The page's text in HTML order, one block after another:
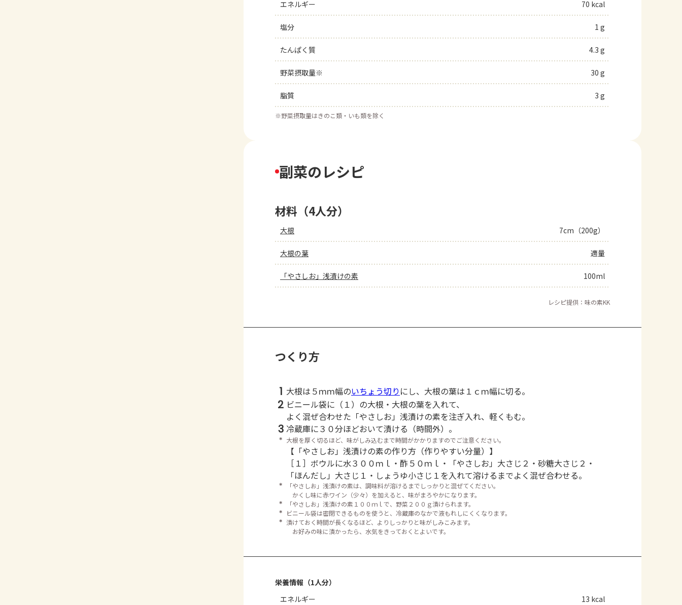
エネルギー
70 kcal
塩分 1 g
たんぱく質 4.3 g
野菜摂取量※ 30 g
脂質 3 g
※野菜摂取量はきのこ類・いも類を除く
副菜のレシピ
材料（4人分）
大根 7cm（200g）
大根の葉 適量
「やさしお」浅漬けの素 100ml
レシピ提供：味の素KK
つくり方
1 大根は５ｍｍ幅のいちょう切り にし、大根の葉は１ｃｍ幅に切る。
2 ビニール袋に（１）の大根・大根の葉を入れて、
よく混ぜ合わせた「やさしお」浅漬けの素を注ぎ入れ、軽くもむ。
3 冷蔵庫に３０分ほどおいて漬ける（時間外）。
＊ 大根を厚く切るほど、味がしみ込むまで時間がかかりますのでご注意ください。
【「やさしお」浅漬けの素の作り方（作りやすい分量）】
［１］ボウルに水３００ｍｌ・酢５０ｍｌ・「やさしお」大さじ２・砂糖大さじ２・
「ほんだし」大さじ１・しょうゆ小さじ１を入れて溶けるまでよく混ぜ合わせる。
＊
「やさしお」浅漬けの素は、調味料が溶けるまでしっかりと混ぜてください。
かくし味に赤ワイン（少々）を加えると、味がまろやかになります。
＊
「やさしお」浅漬けの素１００ｍｌで、野菜２００ｇ漬けられます。
＊ ビニール袋は密閉できるものを使うと、冷蔵庫のなかで液もれしにくくなります。
＊ 漬けておく時間が長くなるほど、よりしっかりと味がしみこみます。
お好みの味に漬かったら、水気をきっておくとよいです。
栄養情報（1人分）
エネルギー
13 kcal